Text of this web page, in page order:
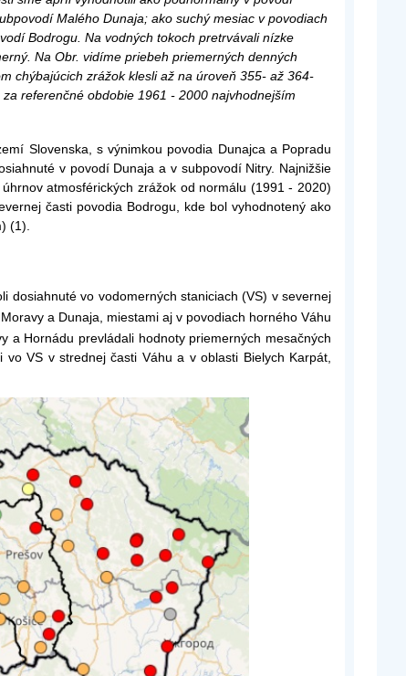
Malého Dunaja; ako suchý mesiac v povodiach
Bodrogu. Na vodných tokoch pretrvávali nízke
Na Obr. vidíme priebeh priemerných denných
chýbajúcich zrážok klesli až na úroveň 355- až 364-
referenčné obdobie 1961 - 2000 najvhodnejším
Slovenska, s výnimkou povodia Dunajca a Popradu
v povodí Dunaja a v subpovodí Nitry. Najnižšie
atmosférických zrážok od normálu (1991 - 2020)
časti povodia Bodrogu, kde bol vyhodnotený ako
(1).
dosiahnuté vo vodomerných staniciach (VS) v severnej
a Dunaja, miestami aj v povodiach horného Váhu
a Hornádu prevládali hodnoty priemerných mesačných
VS v strednej časti Váhu a v oblasti Bielych Karpát,